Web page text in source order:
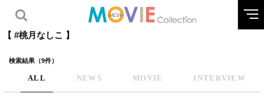
【 #桃月なしこ 】
検索結果（9件）
ALL NEWS MOVIE INTERVIEW